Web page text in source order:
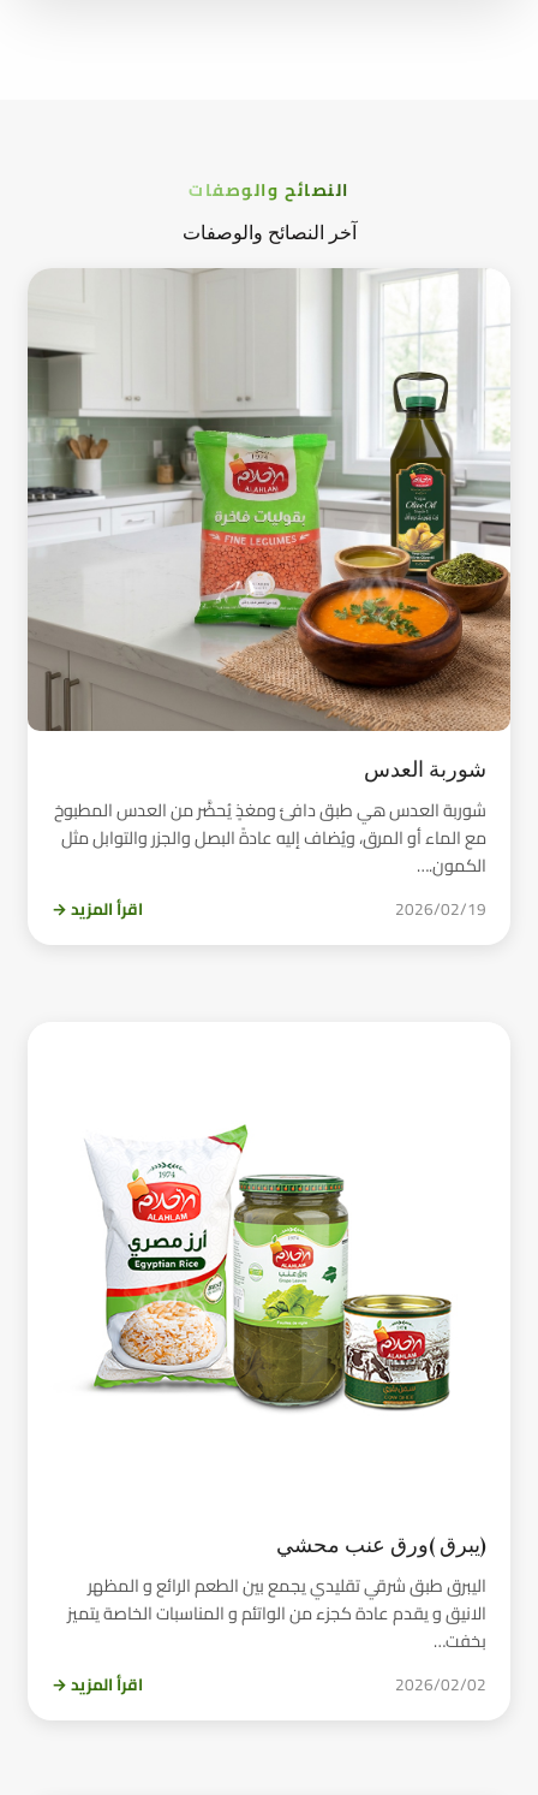
النصائح والوصفات
آخر النصائح والوصفات
شوربة العدس
شوربة العدس هي طبق دافئ ومغذٍ يُحضَّر من العدس المطبوخ
مع الماء أو المرق، ويُضاف إليه عادةً البصل والجزر والتوابل مثل
الكمون.…
2026/02/19 اقرأ المزيد →
(يبرق )ورق عنب محشي
اليبرق طبق شرقي تقليدي يجمع بين الطعم الرائع و المظهر
الانيق و يقدم عادة كجزء من الواتئم و المناسبات الخاصة يتميز
بخفت…
2026/02/02 اقرأ المزيد →